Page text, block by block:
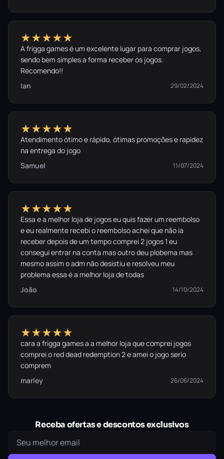
★★★★★
A frigga games é um excelente lugar para comprar jogos,
sendo bem simples a forma receber os jogos.
Recomendo!!
Ian
29/02/2024
★★★★★
Atendimento ótimo e rápido, ótimas promoções e rapidez
na entrega do jogo
Samuel
11/07/2024
★★★★★
Essa e a melhor loja de jogos eu quis fazer um reembolso
e eu realmente recebi o reembolso achei que não ia
receber depois de um tempo comprei 2 jogos 1 eu
consegui entrar na conta mas outro deu plobema mas
mesmo assim o adm não desistiu e resolveu meu
problema essa é a melhor loja de todas
João
14/10/2024
★★★★★
cara a frigga games a a melhor loja que comprei jogos
comprei o red dead redemption 2 e amei o jogo serio
comprem
marley
26/06/2024
Receba ofertas e descontos exclusivos